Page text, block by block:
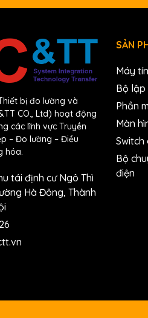
8-ch Isolated DI (Wet) and
bị đo lường và
CO., Ltd) hoạt động
các lĩnh vực Truyền
– Đo lường – Điều
hóa.
tái định cư Ngô Thì
Hà Đông, Thành
SẢN
Máy
Bộ lập
Phần
Màn
Switch
Bộ
điện